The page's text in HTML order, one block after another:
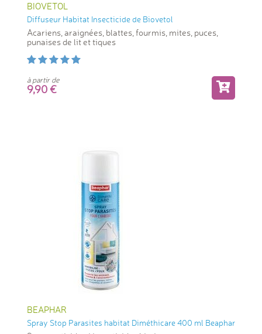
BIOVETOL
Diffuseur Habitat Insecticide de Biovetol
Acariens, araignées, blattes, fourmis, mites, puces,
punaises de lit et tiques
à partir de
9,90
BEAPHAR
Spray Stop Parasites habitat Diméthicare 400 ml Beaphar